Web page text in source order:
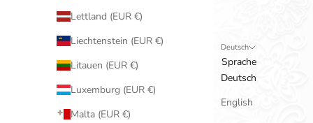
Lettland (EUR €)
Liechtenstein (EUR €)
Litauen (EUR €)
Luxemburg (EUR €)
Malta (EUR €)
Deutsch
Sprache
Deutsch
English